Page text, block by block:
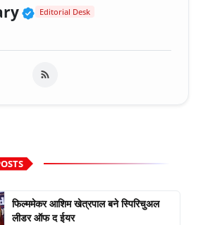
Verified Public Figure
Editorial Desk
फिल्ममेकर आशिम खेत्रपाल बने स्पिरिचुअल
लीडर ऑफ द ईयर